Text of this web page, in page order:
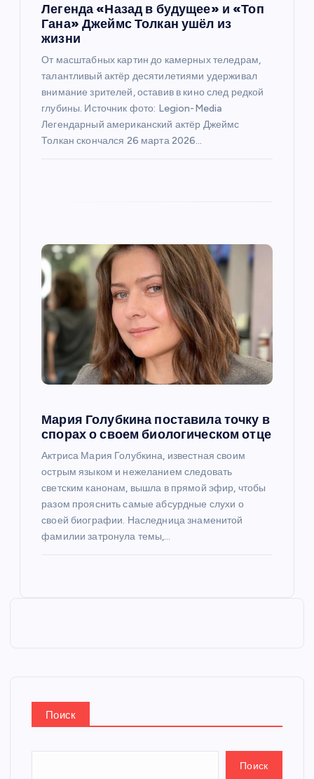
Легенда «Назад в будущее» и «Топ
Гана» Джеймс Толкан ушёл из
жизни
От масштабных картин до камерных теледрам,
талантливый актёр десятилетиями удерживал
внимание зрителей, оставив в кино след редкой
глубины. Источник фото: Legion-Media
Легендарный американский актёр Джеймс
Толкан скончался 26 марта 2026…
Мария Голубкина поставила точку в
спорах о своем биологическом отце
Актриса Мария Голубкина, известная своим
острым языком и нежеланием следовать
светским канонам, вышла в прямой эфир, чтобы
разом прояснить самые абсурдные слухи о
своей биографии. Наследница знаменитой
фамилии затронула темы,…
Поиск
Поиск